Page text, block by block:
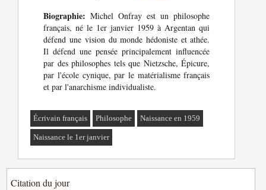
Biographie: Michel Onfray est un philosophe
français, né le 1er janvier 1959 à Argentan qui
défend une vision du monde hédoniste et athée.
Il défend une pensée principalement influencée
par des philosophes tels que Nietzsche, Épicure,
par l'école cynique, par le matérialisme français
et par l'anarchisme individualiste.
Écrivain français Philosophe Naissance en 1959
Naissance le 1er janvier
Citation du jour